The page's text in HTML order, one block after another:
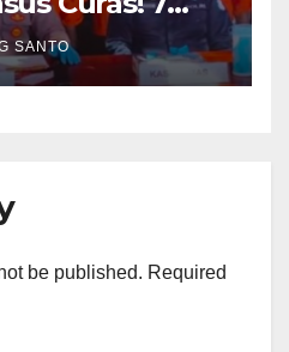
62 Motor
SANTO
be published. Required